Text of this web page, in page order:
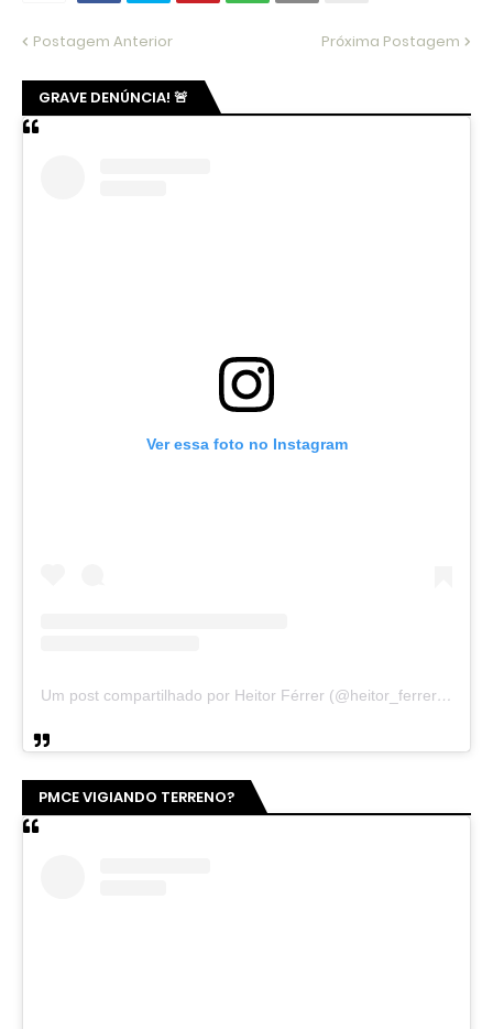
Postagem Anterior Próxima Postagem
GRAVE DENÚNCIA! 🚨
Ver essa foto no Instagram
Um post compartilhado por Heitor Férrer (@heitor_ferrer77)
PMCE VIGIANDO TERRENO?